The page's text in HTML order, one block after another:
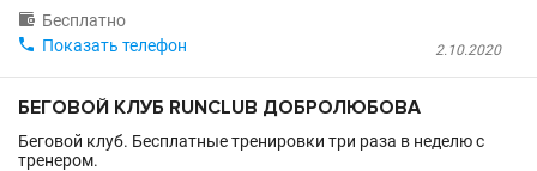
 Бесплатно
2.10.2020
 Показать телефон
БЕГОВОЙ КЛУБ RUNCLUB ДОБРОЛЮБОВА
Беговой клуб. Бесплатные тренировки три раза в неделю с
тренером.